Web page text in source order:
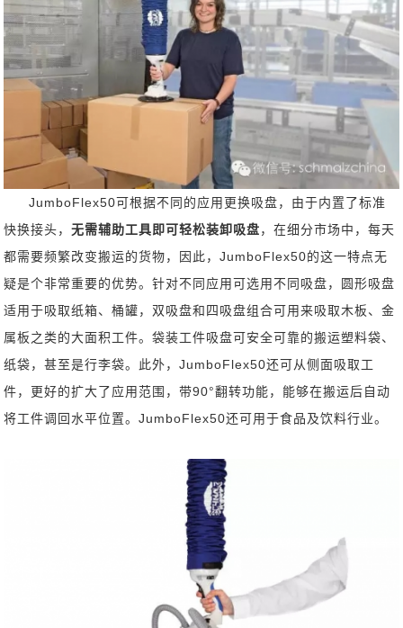
JumboFlex50可根据不同的应用更换吸盘，由于内置了标准
快换接头，无需辅助工具即可轻松装卸吸盘，在细分市场中，每天
都需要频繁改变搬运的货物，因此，JumboFlex50的这一特点无
疑是个非常重要的优势。针对不同应用可选用不同吸盘，圆形吸盘
适用于吸取纸箱、桶罐，双吸盘和四吸盘组合可用来吸取木板、金
属板之类的大面积工件。袋装工件吸盘可安全可靠的搬运塑料袋、
纸袋，甚至是行李袋。此外，JumboFlex50还可从侧面吸取工
件，更好的扩大了应用范围，带90°翻转功能，能够在搬运后自动
将工件调回水平位置。JumboFlex50还可用于食品及饮料行业。